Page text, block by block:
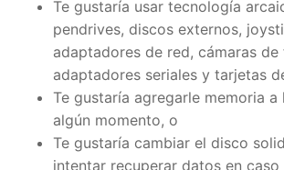
Te gustaría usar tecnología
pendrives, discos externos,
adaptadores de red, cámaras de
adaptadores seriales y tarjetas
Te gustaría agregarle memoria a
algún momento, o
Te gustaría cambiar el disco
intentar recuperar datos en caso